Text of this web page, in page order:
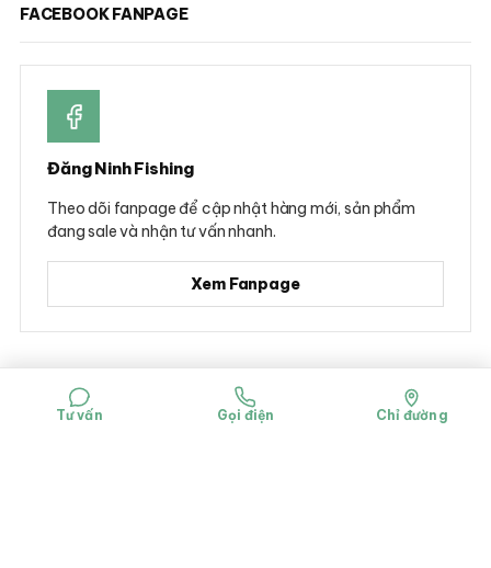
FACEBOOK FANPAGE
Đăng Ninh Fishing
Theo dõi fanpage để cập nhật hàng mới, sản phẩm
đang sale và nhận tư vấn nhanh.
Xem Fanpage
© 2026 Đăng Ninh Fishing - Hộ kinh doanh Dụng cụ câu cá Đăng Ninh
Mã số đăng ký kinh doanh: 0314781322